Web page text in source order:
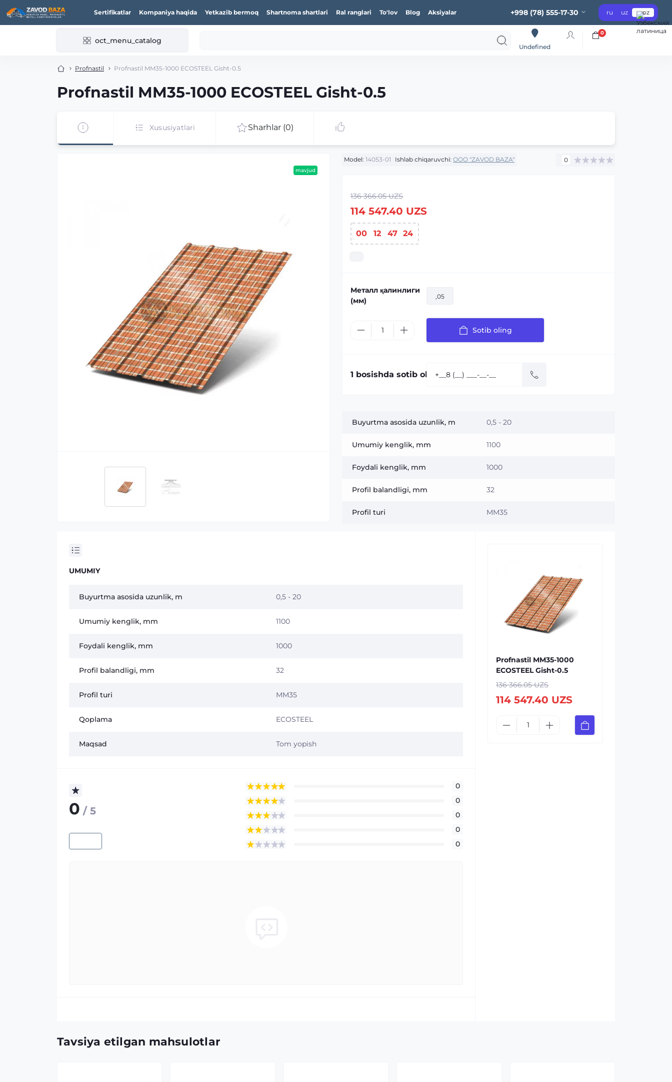
Sertifikatlar Kompaniya haqida Yetkazib bermoq Shartnoma shartlari Ral ranglari To'lov Blog Aksiyalar +998 (78) 555-17-30 ru uz oz
oct_menu_catalog
Undefined
0
Profnastil Profnastil MM35-1000 ECOSTEEL Gisht-0.5
Profnastil MM35-1000 ECOSTEEL Gisht-0.5
Xususiyatlari Sharhlar (0)
mavjud
Model: 14053-01 Ishlab chiqaruvchi: OOO "ZAVOD BAZA" 0
136 366.05 UZS
114 547.40 UZS
00 12 47 23
Металл қалинлиги
(мм)
,05
Sotib oling
1 bosishda sotib olish:
Buyurtma asosida uzunlik, m 0,5 - 20
Umumiy kenglik, mm 1100
Foydali kenglik, mm 1000
Profil balandligi, mm 32
Profil turi MM35
UMUMIY
Buyurtma asosida uzunlik, m 0,5 - 20
Umumiy kenglik, mm 1100
Foydali kenglik, mm 1000
Profil balandligi, mm 32
Profil turi MM35
Qoplama ECOSTEEL
Maqsad Tom yopish
0 / 5
0
0
0
0
0
Profnastil MM35-1000
ECOSTEEL Gisht-0.5
136 366.05 UZS
114 547.40 UZS
Tavsiya etilgan mahsulotlar